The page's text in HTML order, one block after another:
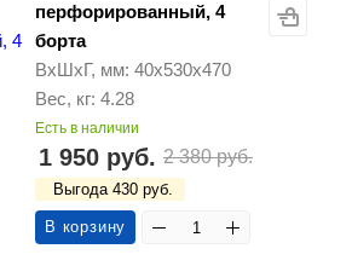
перфорированный, 4
борта
ВхШхГ, мм: 40х530х470
Вес, кг: 4.28
Есть в наличии
1 950 руб. 2 380 руб.
Выгода 430 руб.
В корзину